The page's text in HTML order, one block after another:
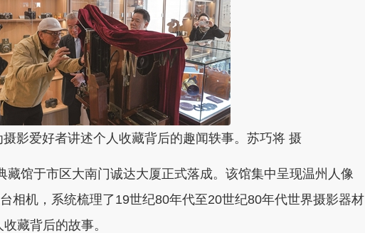
爱好者讲述个人收藏背后的趣闻轶事。苏巧将 摄
馆于市区大南门诚达大厦正式落成。该馆集中呈现温州人像
相机，系统梳理了19世纪80年代至20世纪80年代世界摄影器材
藏背后的故事。